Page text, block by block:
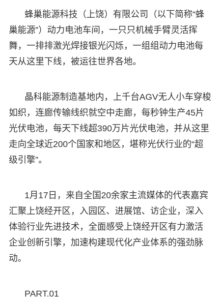
蜂巢能源科技（上饶）有限公司（以下简称“蜂
巢能源”）动力电池车间，一只只机械手臂灵活挥
舞，一排排激光焊接银光闪烁，一组组动力电池每
天从这里下线，被运往世界各地。
晶科能源制造基地内，上千台AGV无人小车穿梭
如织，连廊传输线织就空中走廊，每秒钟生产45片
光伏电池，每天下线超390万片光伏电池，并从这里
走向全球近200个国家和地区，堪称光伏行业的“超
级引擎”。
1月17日，来自全国20余家主流媒体的代表嘉宾
汇聚上饶经开区，入园区、进展馆、访企业，深入
体验行业先进技术，全面感受上饶经开区有力激活
企业创新引擎，加速构建现代化产业体系的强劲脉
动。
PART.01